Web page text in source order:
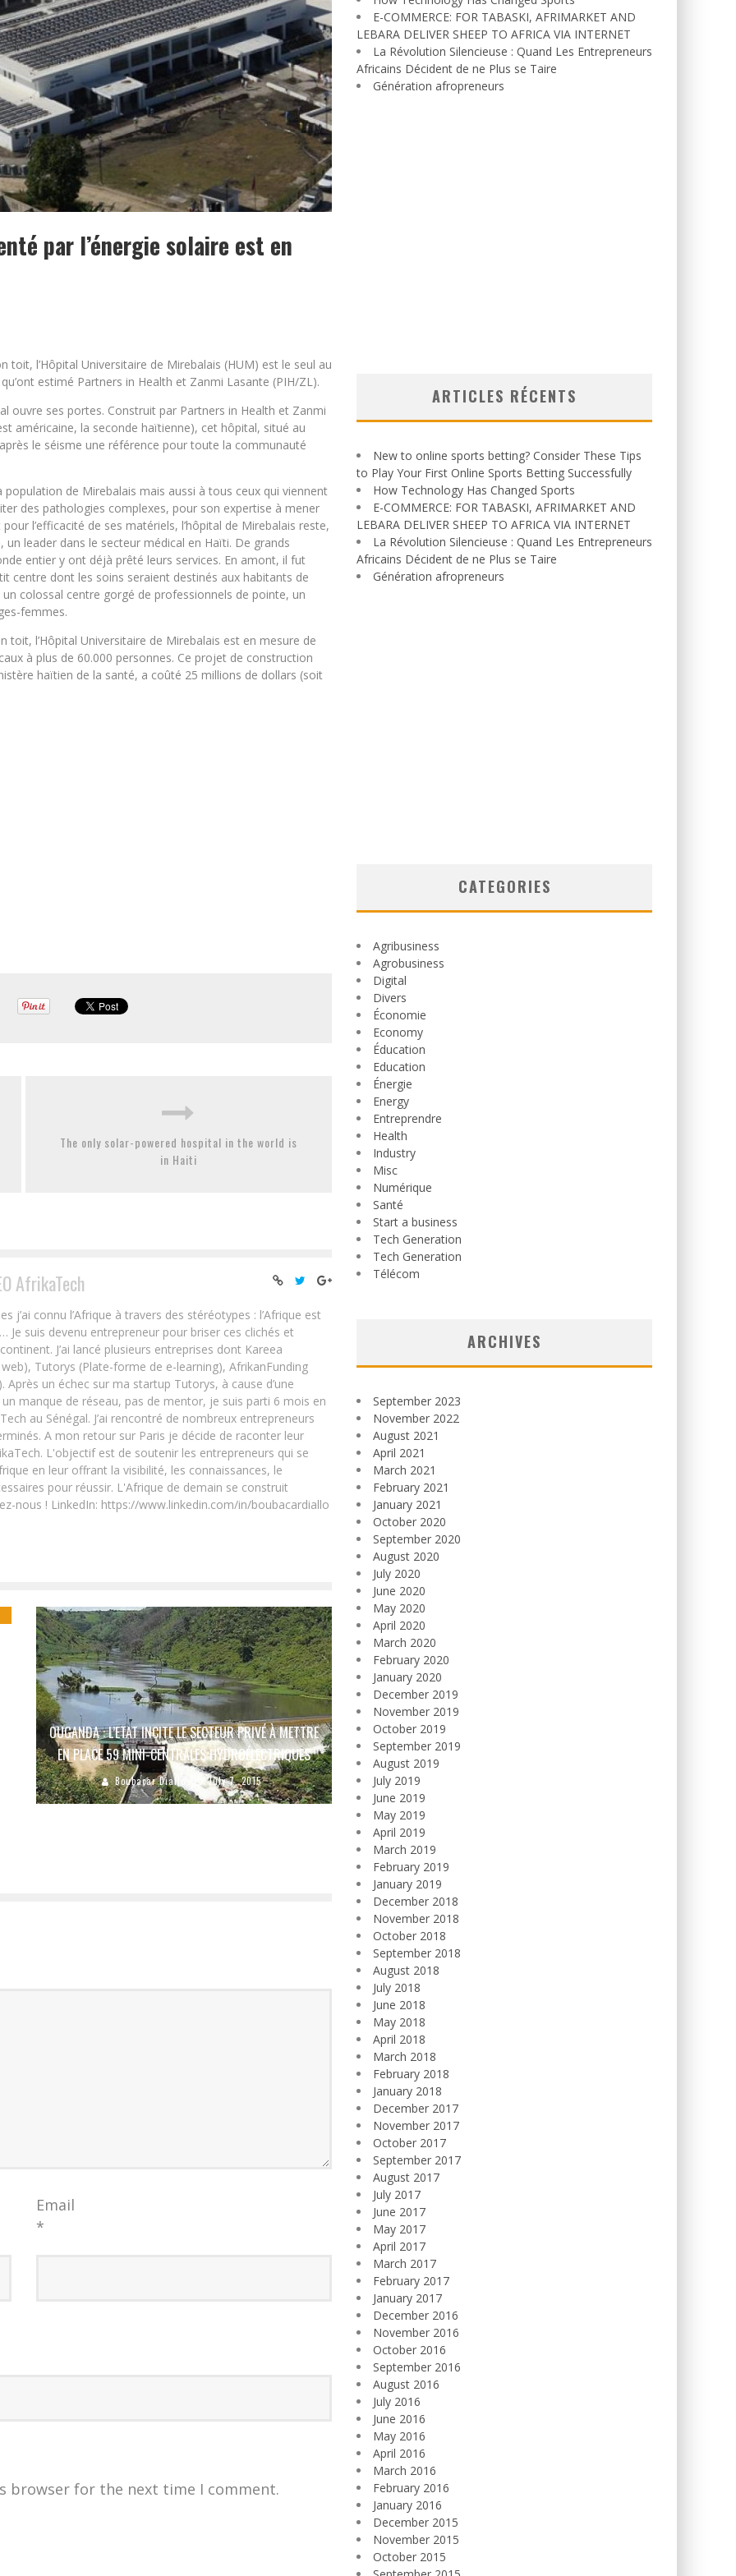
par l’énergie solaire est en
l’Hôpital Universitaire de Mirebalais (HUM) est le seul au
estimé Partners in Health et Zanmi Lasante (PIH/ZL).
ouvre ses portes. Construit par Partners in Health et Zanmi
américaine, la seconde haïtienne), cet hôpital, situé au
le séisme une référence pour toute la communauté
de Mirebalais mais aussi à tous ceux qui viennent
des pathologies complexes, pour son expertise à mener
l’efficacité de ses matériels, l’hôpital de Mirebalais reste,
leader dans le secteur médical en Haïti. De grands
entier y ont déjà prêté leurs services. En amont, il fut
centre dont les soins seraient destinés aux habitants de
colossal centre gorgé de professionnels de pointe, un
femmes.
l’Hôpital Universitaire de Mirebalais est en mesure de
à plus de 60.000 personnes. Ce projet de construction
haïtien de la santé, a coûté 25 millions de dollars (soit
The only solar-powered hospital in the world is
in Haiti
AfrikaTech
j’ai connu l’Afrique à travers des stéréotypes : l’Afrique est
Je suis devenu entrepreneur pour briser ces clichés et
J’ai lancé plusieurs entreprises dont Kareea
Tutorys (Plate-forme de e-learning), AfrikanFunding
un échec sur ma startup Tutorys, à cause d’une
manque de réseau, pas de mentor, je suis parti 6 mois en
au Sénégal. J’ai rencontré de nombreux entrepreneurs
A mon retour sur Paris je décide de raconter leur
L'objectif est de soutenir les entrepreneurs qui se
en leur offrant la visibilité, les connaissances, le
pour réussir. L'Afrique de demain se construit
nous ! LinkedIn: https://www.linkedin.com/in/boubacardiallo
OUGANDA : L’ETAT INCITE LE SECTEUR PRIVÉ À METTRE
EN PLACE 59 MINI-CENTRALES HYDROÉLECTRIQUES
Boubacar Diallo July 7, 2015
Email
*
browser for the next time I comment.
E-COMMERCE: FOR TABASKI, AFRIMARKET AND
LEBARA DELIVER SHEEP TO AFRICA VIA INTERNET
La Révolution Silencieuse : Quand Les Entrepreneurs
Africains Décident de ne Plus se Taire
Génération afropreneurs
ARTICLES RÉCENTS
New to online sports betting? Consider These Tips
to Play Your First Online Sports Betting Successfully
How Technology Has Changed Sports
E-COMMERCE: FOR TABASKI, AFRIMARKET AND
LEBARA DELIVER SHEEP TO AFRICA VIA INTERNET
La Révolution Silencieuse : Quand Les Entrepreneurs
Africains Décident de ne Plus se Taire
Génération afropreneurs
CATEGORIES
Agribusiness
Agrobusiness
Digital
Divers
Économie
Economy
Éducation
Education
Énergie
Energy
Entreprendre
Health
Industry
Misc
Numérique
Santé
Start a business
Tech Generation
Tech Generation
Télécom
ARCHIVES
September 2023
November 2022
August 2021
April 2021
March 2021
February 2021
January 2021
October 2020
September 2020
August 2020
July 2020
June 2020
May 2020
April 2020
March 2020
February 2020
January 2020
December 2019
November 2019
October 2019
September 2019
August 2019
July 2019
June 2019
May 2019
April 2019
March 2019
February 2019
January 2019
December 2018
November 2018
October 2018
September 2018
August 2018
July 2018
June 2018
May 2018
April 2018
March 2018
February 2018
January 2018
December 2017
November 2017
October 2017
September 2017
August 2017
July 2017
June 2017
May 2017
April 2017
March 2017
February 2017
January 2017
December 2016
November 2016
October 2016
September 2016
August 2016
July 2016
June 2016
May 2016
April 2016
March 2016
February 2016
January 2016
December 2015
November 2015
October 2015